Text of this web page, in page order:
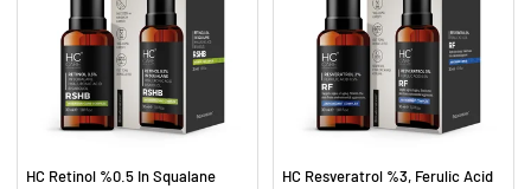
HC Retinol %0.5 In Squalane
HC Resveratrol %3, Ferulic Acid